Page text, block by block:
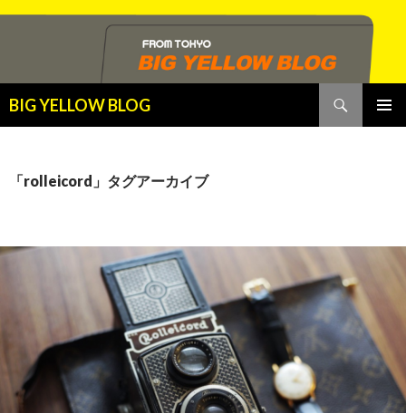
BIG YELLOW BLOG
索
ン
キ
「rolleicord」タグアーカイブ